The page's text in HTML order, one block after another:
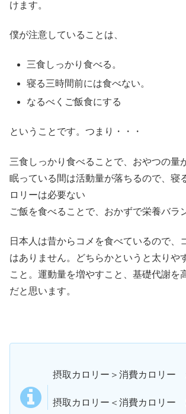
けます。
僕が注意していることは、
三食しっかり食べる。
寝る三時間前には食べない。
なるべくご飯食にする
ということです。つまり・・・
三食しっかり食べることで、おやつの量
眠っている間は活動量が落ちるので、寝
ロリーは必要ない
ご飯を食べることで、おかずで栄養バラ
日本人は昔からコメを食べているので、
はありません。どちらかというと太りや
こと。運動量を増やすこと、基礎代謝を
だと思います。
摂取カロリー＞消費カロリー
摂取カロリー＜消費カロリー